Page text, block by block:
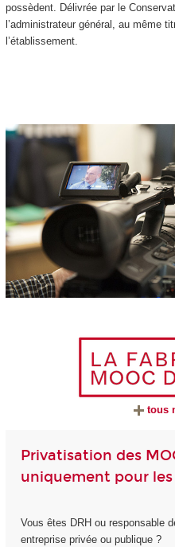
possèdent. Délivrée par le
l’administrateur général, au même
l’établissement.
tous
Privatisation des
uniquement pour
Vous êtes DRH ou responsable
entreprise privée ou publique ?